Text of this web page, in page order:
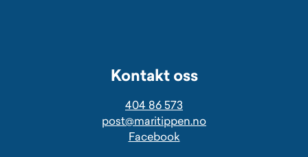
Kontakt oss
404 86 573
post@maritippen.no
Facebook